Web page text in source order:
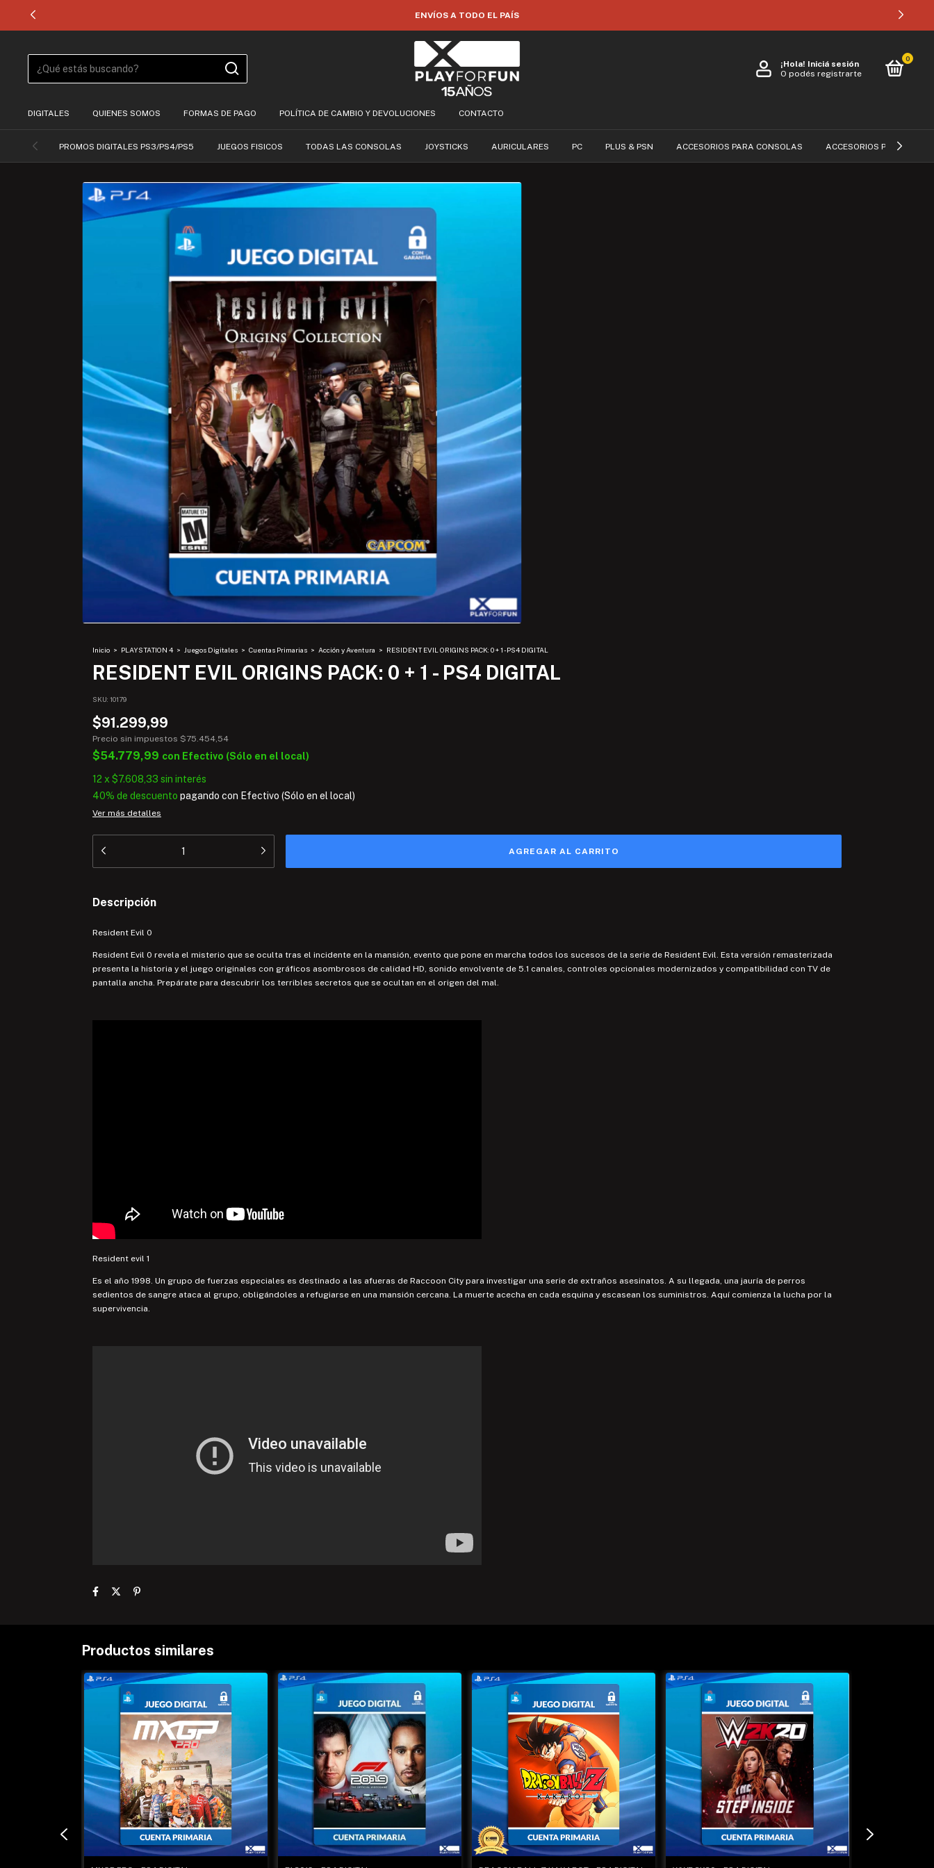
35% OFF POR TRANSFERENCIA
¡Hola! Iniciá sesión
O podés registrarte
0
DIGITALES QUIENES SOMOS FORMAS DE PAGO POLÍTICA DE CAMBIO Y DEVOLUCIONES CONTACTO
PROMOS DIGITALES PS3/PS4/PS5 JUEGOS FISICOS TODAS LAS CONSOLAS JOYSTICKS AURICULARES PC PLUS & PSN ACCESORIOS PARA CONSOLAS ACCESORIOS PARA
Inicio > PLAYSTATION 4 > Juegos Digitales > Cuentas Primarias > Acción y Aventura > RESIDENT EVIL ORIGINS PACK: 0 + 1 - PS4 DIGITAL
RESIDENT EVIL ORIGINS PACK: 0 + 1 - PS4 DIGITAL
SKU: 10179
$91.299,99
Precio sin impuestos $75.454,54
$54.779,99 con Efectivo (Sólo en el local)
12 x $7.608,33 sin interés
40% de descuento pagando con Efectivo (Sólo en el local)
Ver más detalles
Descripción
Resident Evil 0
Resident Evil 0 revela el misterio que se oculta tras el incidente en la mansión, evento que pone en marcha todos los sucesos de la serie de Resident Evil. Esta versión remasterizada
presenta la historia y el juego originales con gráficos asombrosos de calidad HD, sonido envolvente de 5.1 canales, controles opcionales modernizados y compatibilidad con TV de
pantalla ancha. Prepárate para descubrir los terribles secretos que se ocultan en el origen del mal.
Resident evil 1
Es el año 1998. Un grupo de fuerzas especiales es destinado a las afueras de Raccoon City para investigar una serie de extraños asesinatos. A su llegada, una jauría de perros
sedientos de sangre ataca al grupo, obligándoles a refugiarse en una mansión cercana. La muerte acecha en cada esquina y escasean los suministros. Aquí comienza la lucha por la
supervivencia.
Productos similares